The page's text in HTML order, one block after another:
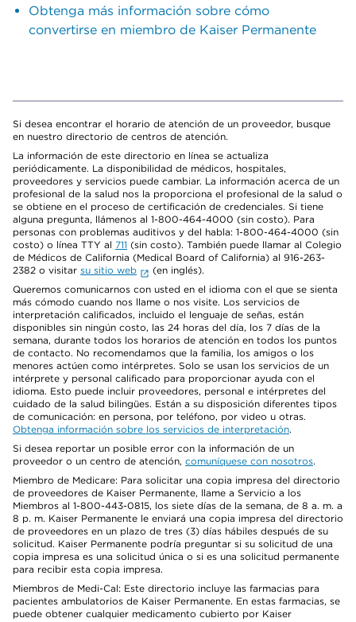
Obtenga más información sobre cómo
convertirse en miembro de Kaiser Permanente
Si desea encontrar el horario de atención de un proveedor, busque
en nuestro directorio de centros de atención.
La información de este directorio en línea se actualiza
periódicamente. La disponibilidad de médicos, hospitales,
proveedores y servicios puede cambiar. La información acerca de un
profesional de la salud nos la proporciona el profesional de la salud o
se obtiene en el proceso de certificación de credenciales. Si tiene
alguna pregunta, llámenos al 1-800-464-4000 (sin costo). Para
personas con problemas auditivos y del habla: 1-800-464-4000 (sin
costo) o línea TTY al 711 (sin costo). También puede llamar al Colegio
de Médicos de California (Medical Board of California) al 916-263-
2382 o visitar su sitio web
(en inglés).
Queremos comunicarnos con usted en el idioma con el que se sienta
más cómodo cuando nos llame o nos visite. Los servicios de
interpretación calificados, incluido el lenguaje de señas, están
disponibles sin ningún costo, las 24 horas del día, los 7 días de la
semana, durante todos los horarios de atención en todos los puntos
de contacto. No recomendamos que la familia, los amigos o los
menores actúen como intérpretes. Solo se usan los servicios de un
intérprete y personal calificado para proporcionar ayuda con el
idioma. Esto puede incluir proveedores, personal e intérpretes del
cuidado de la salud bilingües. Están a su disposición diferentes tipos
de comunicación: en persona, por teléfono, por video u otras.
Obtenga información sobre los servicios de interpretación.
Si desea reportar un posible error con la información de un
proveedor o un centro de atención, comuníquese con nosotros.
Miembro de Medicare: Para solicitar una copia impresa del directorio
de proveedores de Kaiser Permanente, llame a Servicio a los
Miembros al 1-800-443-0815, los siete días de la semana, de 8 a. m. a
8 p. m. Kaiser Permanente le enviará una copia impresa del directorio
de proveedores en un plazo de tres (3) días hábiles después de su
solicitud. Kaiser Permanente podría preguntar si su solicitud de una
copia impresa es una solicitud única o si es una solicitud permanente
para recibir esta copia impresa.
Miembros de Medi-Cal: Este directorio incluye las farmacias para
pacientes ambulatorios de Kaiser Permanente. En estas farmacias, se
puede obtener cualquier medicamento cubierto por Kaiser